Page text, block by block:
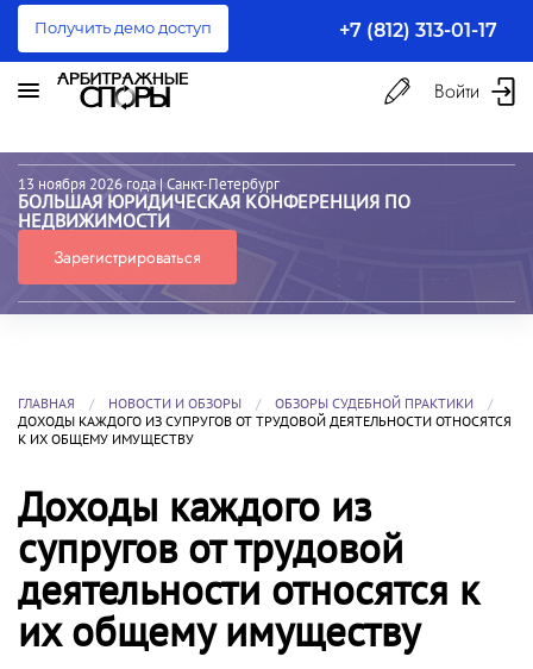
Получить демо доступ +7 (812) 313-01-17
Войти
13 ноября 2026 года | Санкт-Петербург
БОЛЬШАЯ ЮРИДИЧЕСКАЯ КОНФЕРЕНЦИЯ ПО
НЕДВИЖИМОСТИ
Зарегистрироваться
ГЛАВНАЯ НОВОСТИ И ОБЗОРЫ
ОБЗОРЫ СУДЕБНОЙ ПРАКТИКИ
ДОХОДЫ КАЖДОГО ИЗ СУПРУГОВ ОТ ТРУДОВОЙ ДЕЯТЕЛЬНОСТИ ОТНОСЯТСЯ
К ИХ ОБЩЕМУ ИМУЩЕСТВУ
Доходы каждого из
супругов от трудовой
деятельности относятся к
их общему имуществу